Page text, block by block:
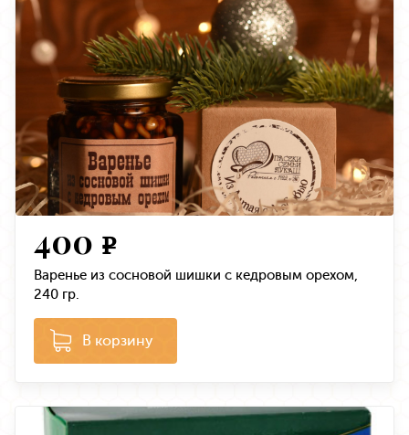
400 e
Варенье из сосновой шишки с кедровым орехом,
240 гр.
В корзину